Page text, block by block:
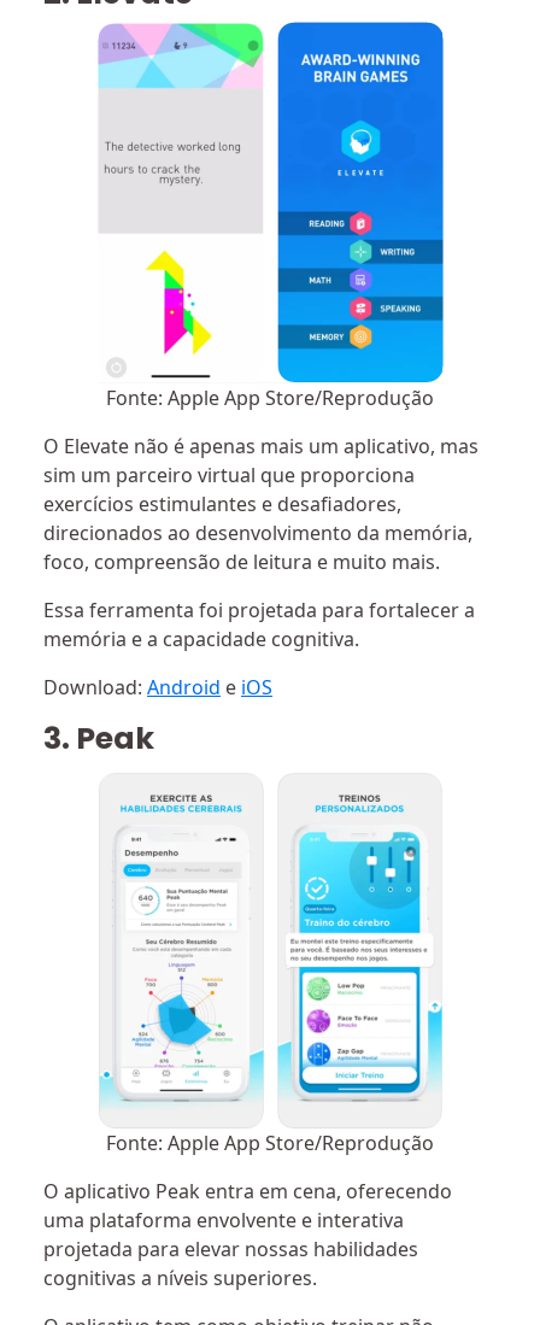
Fonte: Apple App Store/Reprodução
O Elevate não é apenas mais um aplicativo, mas
sim um parceiro virtual que proporciona
exercícios estimulantes e desafiadores,
direcionados ao desenvolvimento da memória,
foco, compreensão de leitura e muito mais.
Essa ferramenta foi projetada para fortalecer a
memória e a capacidade cognitiva.
Download: Android e iOS
3. Peak
Fonte: Apple App Store/Reprodução
O aplicativo Peak entra em cena, oferecendo
uma plataforma envolvente e interativa
projetada para elevar nossas habilidades
cognitivas a níveis superiores.